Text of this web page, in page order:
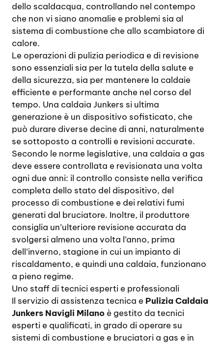
dello scaldacqua, controllando nel contempo
che non vi siano anomalie e problemi sia al
sistema di combustione che allo scambiatore di
calore.
Le operazioni di pulizia periodica e di revisione
sono essenziali sia per la tutela della salute e
della sicurezza, sia per mantenere la caldaie
efficiente e performante anche nel corso del
tempo. Una caldaia Junkers si ultima
generazione è un dispositivo sofisticato, che
può durare diverse decine di anni, naturalmente
se sottoposto a controlli e revisioni accurate.
Secondo le norme legislative, una caldaia a gas
deve essere controllata e revisionata una volta
ogni due anni: il controllo consiste nella verifica
completa dello stato del dispositivo, del
processo di combustione e dei relativi fumi
generati dal bruciatore. Inoltre, il produttore
consiglia un’ulteriore revisione accurata da
svolgersi almeno una volta l’anno, prima
dell’inverno, stagione in cui un impianto di
riscaldamento, e quindi una caldaia, funzionano
a pieno regime.
Uno staff di tecnici esperti e professionali
Il servizio di assistenza tecnica e Pulizia Caldaia
Junkers Navigli Milano è gestito da tecnici
esperti e qualificati, in grado di operare su
sistemi di combustione e bruciatori a gas e in